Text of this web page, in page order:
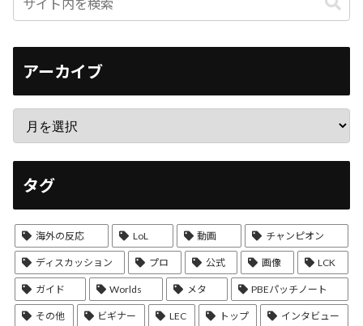
アーカイブ
タグ
海外の反応 LoL 動画 チャンピオン
ディスカッション プロ 公式 画像 LCK
ガイド Worlds メタ PBEパッチノート
その他 ビギナー LEC トップ インタビュー